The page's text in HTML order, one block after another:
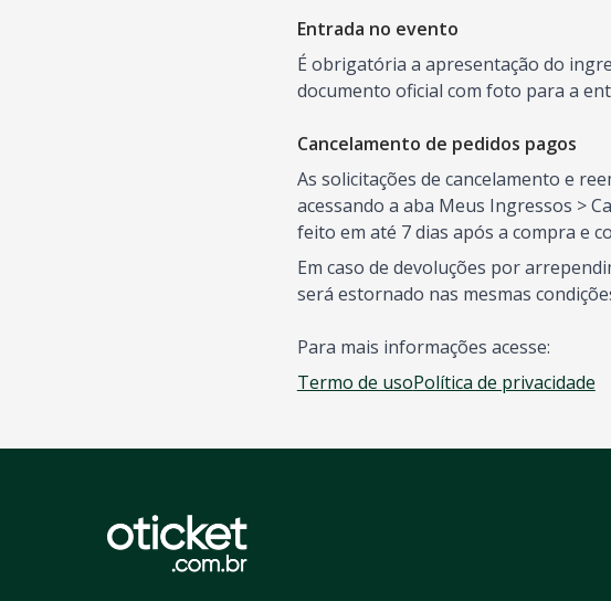
Entrada no evento
É obrigatória a apresentação do
documento oficial com foto para a
Cancelamento de pedidos pagos
As solicitações de cancelamento e
acessando a aba Meus Ingressos >
feito em até 7 dias após a compra e
Em caso de devoluções por
será estornado nas mesmas
Para mais informações acesse:
Termo de usoPolítica de privacidade